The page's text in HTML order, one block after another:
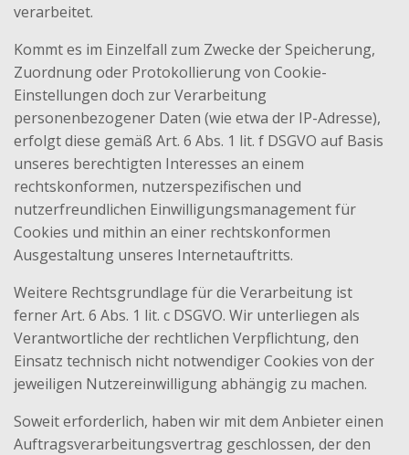
verarbeitet.
Kommt es im Einzelfall zum Zwecke der Speicherung,
Zuordnung oder Protokollierung von Cookie-
Einstellungen doch zur Verarbeitung
personenbezogener Daten (wie etwa der IP-Adresse),
erfolgt diese gemäß Art. 6 Abs. 1 lit. f DSGVO auf Basis
unseres berechtigten Interesses an einem
rechtskonformen, nutzerspezifischen und
nutzerfreundlichen Einwilligungsmanagement für
Cookies und mithin an einer rechtskonformen
Ausgestaltung unseres Internetauftritts.
Weitere Rechtsgrundlage für die Verarbeitung ist
ferner Art. 6 Abs. 1 lit. c DSGVO. Wir unterliegen als
Verantwortliche der rechtlichen Verpflichtung, den
Einsatz technisch nicht notwendiger Cookies von der
jeweiligen Nutzereinwilligung abhängig zu machen.
Soweit erforderlich, haben wir mit dem Anbieter einen
Auftragsverarbeitungsvertrag geschlossen, der den